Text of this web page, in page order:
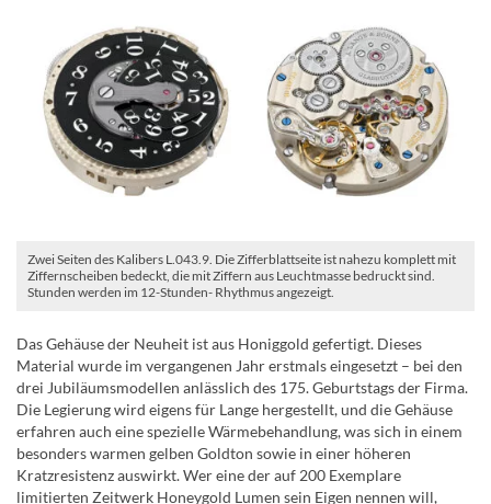
Zwei Seiten des Kalibers L.043.9. Die Zifferblattseite ist nahezu komplett mit
Ziffernscheiben bedeckt, die mit Ziffern aus Leuchtmasse bedruckt sind.
Stunden werden im 12-Stunden- Rhythmus angezeigt.
Das Gehäuse der Neuheit ist aus Honiggold gefertigt. Dieses
Material wurde im vergangenen Jahr erstmals eingesetzt – bei den
drei Jubiläumsmodellen anlässlich des 175. Geburtstags der Firma.
Die Legierung wird eigens für Lange hergestellt, und die Gehäuse
erfahren auch eine spezielle Wärmebehandlung, was sich in einem
besonders warmen gelben Goldton sowie in einer höheren
Kratzresistenz auswirkt. Wer eine der auf 200 Exemplare
limitierten Zeitwerk Honeygold Lumen sein Eigen nennen will,